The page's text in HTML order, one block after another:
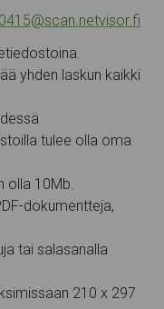
yhden laskun kaikki
tulee olla oma
olla 10Mb.
dokumentteja,
tai salasanalla
210 x 297